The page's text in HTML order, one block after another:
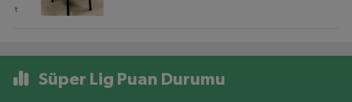
Süper Lig Puan Durumu